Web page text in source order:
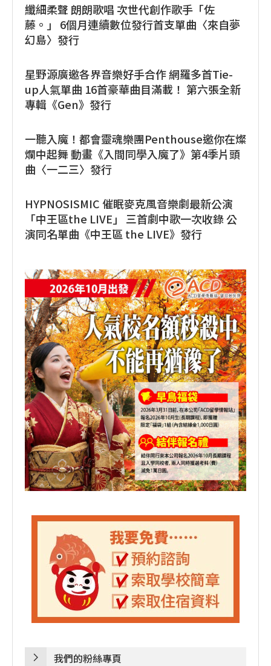
纖細柔聲 朗朗歌唱 次世代創作歌手「佐
藤。」 6個月連續數位發行首支單曲〈來自夢
幻島〉發行
星野源廣邀各界音樂好手合作 網羅多首Tie-
up人氣單曲 16首豪華曲目滿載！ 第六張全新
專輯《Gen》發行
一聽入魔！都會靈魂樂團Penthouse邀你在燦
爛中起舞 動畫《入間同學入魔了》第4季片頭
曲〈一二三〉發行
HYPNOSISMIC 催眠麥克風音樂劇最新公演
「中王區the LIVE」 三首劇中歌一次收錄 公
演同名單曲《中王區 the LIVE》發行
我們的粉絲專頁